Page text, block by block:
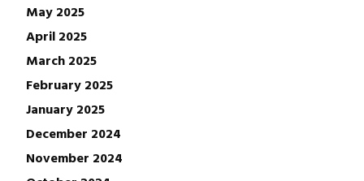
May 2025
April 2025
March 2025
February 2025
January 2025
December 2024
November 2024